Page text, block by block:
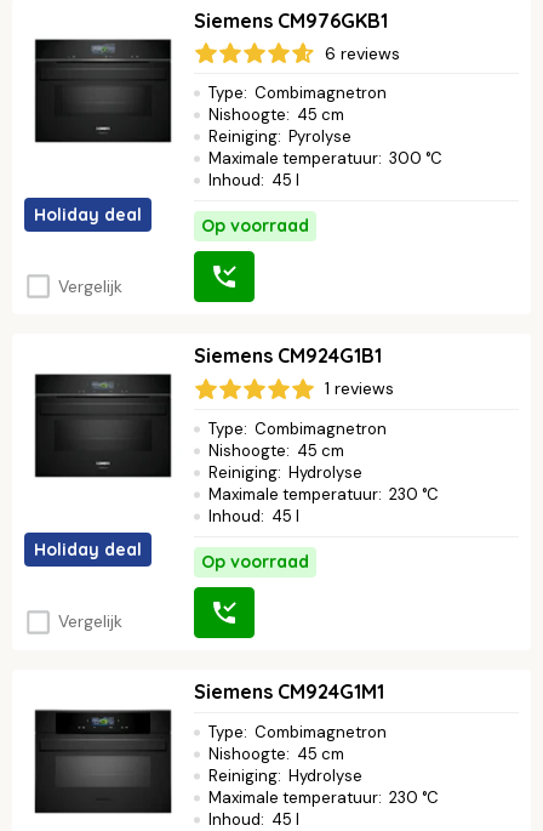
Holiday deal
Vergelijk
Siemens CM976GKB1
6 reviews
Type: Combimagnetron
Nishoogte: 45 cm
Reiniging: Pyrolyse
Maximale temperatuur: 300 °C
Inhoud: 45 l
Op voorraad
Holiday deal
Vergelijk
Siemens CM924G1B1
1 reviews
Type: Combimagnetron
Nishoogte: 45 cm
Reiniging: Hydrolyse
Maximale temperatuur: 230 °C
Inhoud: 45 l
Op voorraad
Siemens CM924G1M1
Type: Combimagnetron
Nishoogte: 45 cm
Reiniging: Hydrolyse
Maximale temperatuur: 230 °C
Inhoud: 45 l